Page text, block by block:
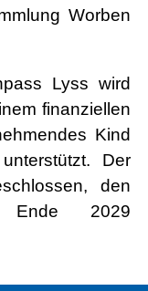
Worben
Lyss wird
finanziellen
Kind
Der
den
Ende 2029